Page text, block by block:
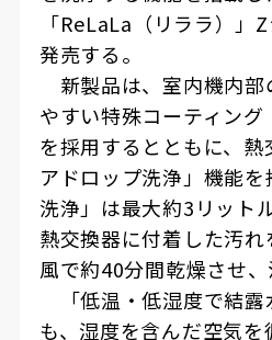
「ReLaLa （リララ）」 Z
発売する。
新製品は、室内機内部
やすい特殊コーティング
を採用するとともに、
アドロップ洗浄」機能
洗浄」は最大約3 リット
熱交換器に付着した汚
風で約40分間乾燥させ、
「低温・低湿度で結露
も、湿度を含んだ空気